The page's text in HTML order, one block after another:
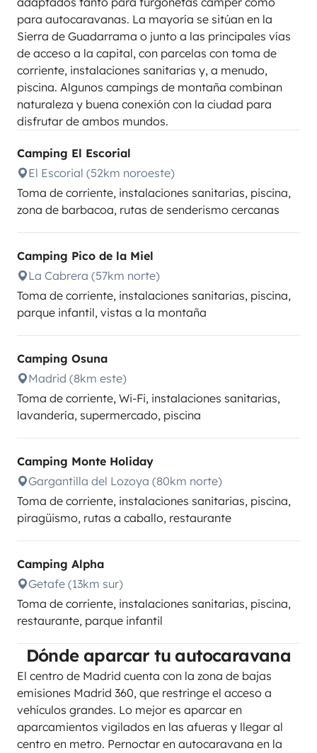
para autocaravanas. La mayoría se sitúan en la
Sierra de Guadarrama o junto a las principales vías
de acceso a la capital, con parcelas con toma de
corriente, instalaciones sanitarias y, a menudo,
piscina. Algunos campings de montaña combinan
naturaleza y buena conexión con la ciudad para
disfrutar de ambos mundos.
Camping El Escorial
El Escorial (52km noroeste)
Toma de corriente, instalaciones sanitarias, piscina,
zona de barbacoa, rutas de senderismo cercanas
Camping Pico de la Miel
La Cabrera (57km norte)
Toma de corriente, instalaciones sanitarias, piscina,
parque infantil, vistas a la montaña
Camping Osuna
Madrid (8km este)
Toma de corriente, Wi-Fi, instalaciones sanitarias,
lavandería, supermercado, piscina
Camping Monte Holiday
Gargantilla del Lozoya (80km norte)
Toma de corriente, instalaciones sanitarias, piscina,
piragüismo, rutas a caballo, restaurante
Camping Alpha
Getafe (13km sur)
Toma de corriente, instalaciones sanitarias, piscina,
restaurante, parque infantil
Dónde aparcar tu autocaravana
El centro de Madrid cuenta con la zona de bajas
emisiones Madrid 360, que restringe el acceso a
vehículos grandes. Lo mejor es aparcar en
aparcamientos vigilados en las afueras y llegar al
centro en metro. Pernoctar en autocaravana en la